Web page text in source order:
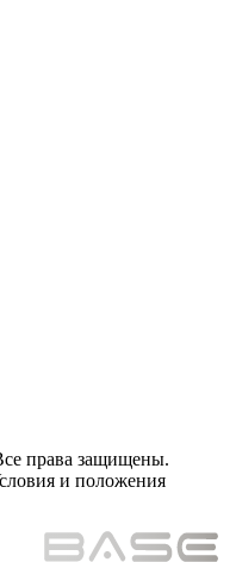
права защищены.
и положения